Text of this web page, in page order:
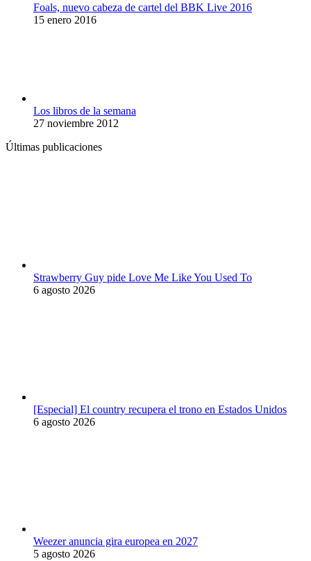
Foals, nuevo cabeza de cartel del BBK Live 2016
15 enero 2016
Los libros de la semana
27 noviembre 2012
Últimas publicaciones
Strawberry Guy pide Love Me Like You Used To
6 agosto 2026
[Especial] El country recupera el trono en Estados Unidos
6 agosto 2026
Weezer anuncia gira europea en 2027
5 agosto 2026